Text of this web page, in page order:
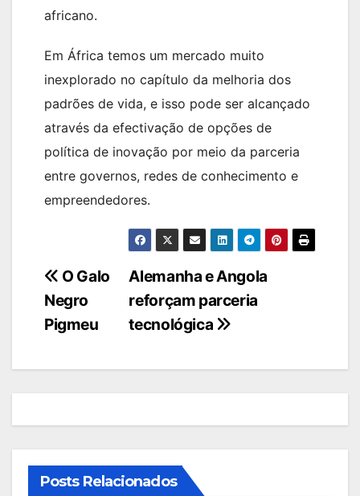
africano.
Em África temos um mercado muito
inexplorado no capítulo da melhoria dos
padrões de vida, e isso pode ser alcançado
através da efectivação de opções de
política de inovação por meio da parceria
entre governos, redes de conhecimento e
empreendedores.
Navegação
de
artigos
Alemanha e Angola
reforçam parceria
tecnológica
O Galo
Negro
Pigmeu
Posts Relacionados